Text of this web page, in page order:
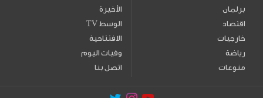
برلمان
اقتصاد
خارجيات
رياضة
منوعات
الأخيرة
TV الوسط
الافتتاحية
وفيات اليوم
اتصل بنا